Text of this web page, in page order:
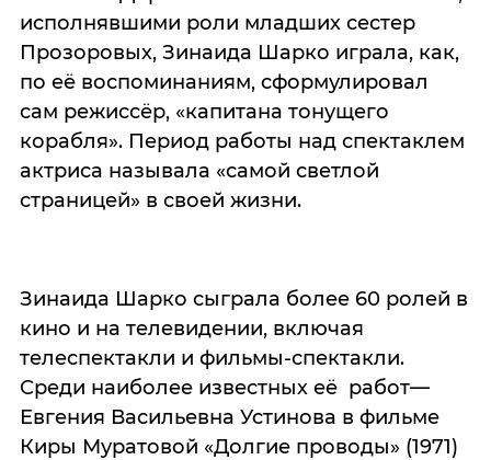
исполнявшими роли младших сестер
Прозоровых, Зинаида Шарко играла, как,
по её воспоминаниям, сформулировал
сам режиссёр, «капитана тонущего
корабля». Период работы над спектаклем
актриса называла «самой светлой
страницей» в своей жизни.
Зинаида Шарко сыграла более 60 ролей в
кино и на телевидении, включая
телеспектакли и фильмы-спектакли.
Среди наиболее известных её работ—
Евгения Васильевна Устинова в фильме
Киры Муратовой «Долгие проводы» (1971)